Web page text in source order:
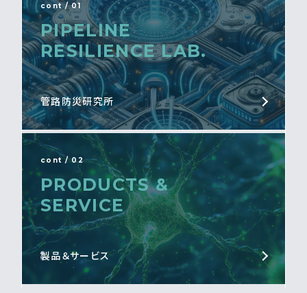
cont / 01
PIPELINE
RESILIENCE LAB.
管路防災研究所
cont / 02
PRODUCTS &
SERVICE
製品＆サービス